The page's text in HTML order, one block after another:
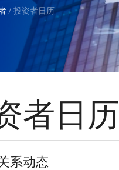
/ 投资者日历
者日历
系动态